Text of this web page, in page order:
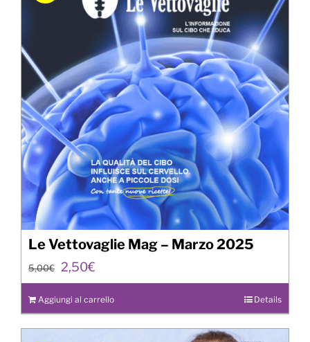
Le Vettovaglie Mag – Marzo 2025
5,00€
Il
prezzo
originale
era:
5,00€.
2,50€
prezzo
attuale
è:
2,50€.
Aggiungi al carrello Details